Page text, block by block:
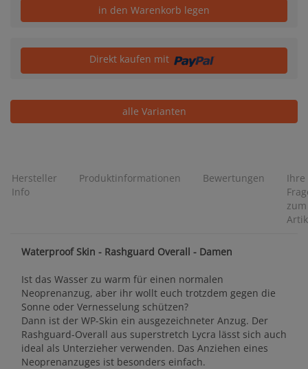
in den Warenkorb legen
Direkt kaufen mit
alle Varianten
Hersteller
Info
Produktinformationen Bewertungen
Ihre
zum
Waterproof Skin - Rashguard Overall - Damen
Ist das Wasser zu warm für einen normalen
Neoprenanzug, aber ihr wollt euch trotzdem gegen die
Sonne oder Vernesselung schützen?
Dann ist der WP-Skin ein ausgezeichneter Anzug. Der
Rashguard-Overall aus superstretch Lycra lässt sich auch
ideal als Unterzieher verwenden. Das Anziehen eines
Neoprenanzuges ist besonders einfach.